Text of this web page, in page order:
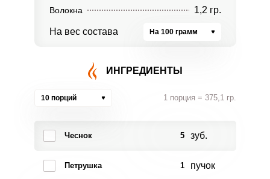
Волокна 1,2 гр.
На вес состава На 100 грамм
ИНГРЕДИЕНТЫ
10 порций 1 порция = 375,1 гр.
Чеснок 5 зуб.
Петрушка 1 пучок